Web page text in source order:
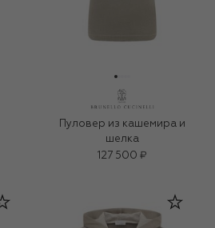
Пуловер из кашемира и
шелка
127 500 ₽